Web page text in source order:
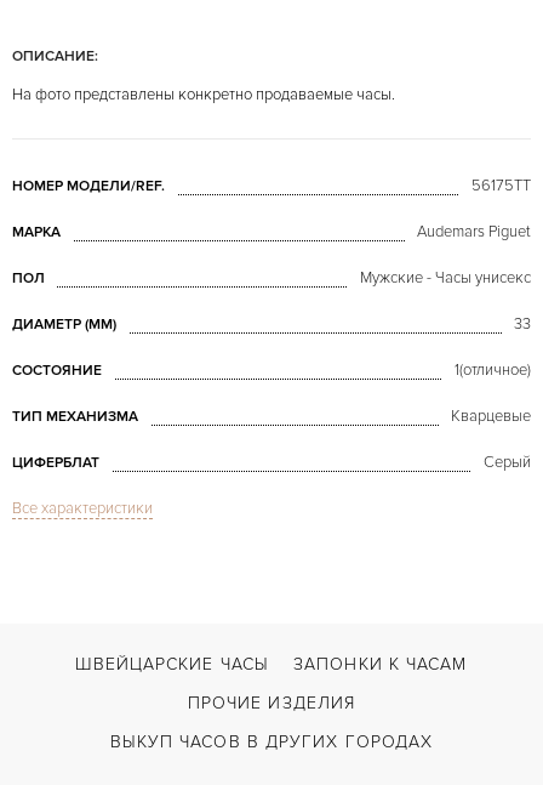
ОПИСАНИЕ:
На фото представлены конкретно продаваемые часы.
НОМЕР МОДЕЛИ/REF. 56175TT
МАРКА Audemars Piguet
ПОЛ Мужские - Часы унисекс
ДИАМЕТР (MM) 33
СОСТОЯНИЕ 1(отличное)
ТИП МЕХАНИЗМА Кварцевые
ЦИФЕРБЛАТ Серый
СТЕКЛО
Все характеристики
ШВЕЙЦАРСКИЕ ЧАСЫ
ЗАПОНКИ К ЧАСАМ
ПРОЧИЕ ИЗДЕЛИЯ
ВЫКУП ЧАСОВ В ДРУГИХ ГОРОДАХ